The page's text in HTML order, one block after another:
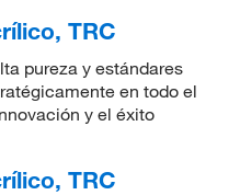
TRC
pureza y estándares
en todo el
y el éxito
TRC